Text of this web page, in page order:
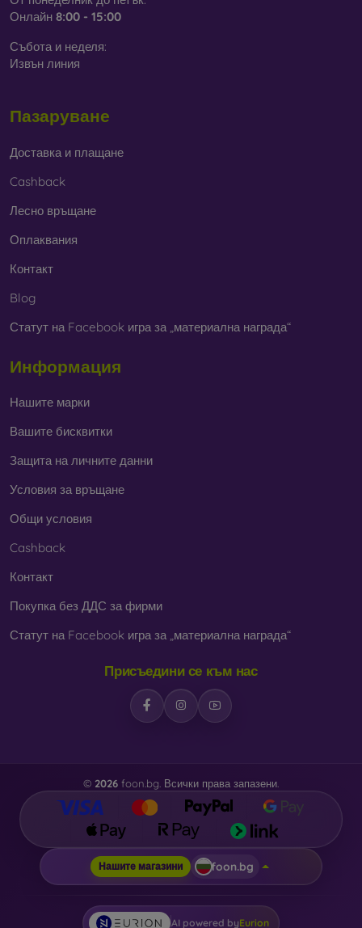
Онлайн 8:00 - 15:00
Събота и неделя:
Извън линия
Пазаруване
Доставка и плащане
Cashback
Лесно връщане
Оплаквания
Контакт
Blog
Статут на Facebook игра за „материална награда“
Информация
Нашите марки
Вашите бисквитки
Защита на личните данни
Условия за връщане
Общи условия
Cashback
Контакт
Покупка без ДДС за фирми
Статут на Facebook игра за „материална награда“
Присъедини се към нас
© 2026 foon.bg. Всички права запазени.
Нашите магазини foon.bg
AI powered byEurion